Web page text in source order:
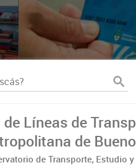
Líneas de
de
de Transporte, Estudio